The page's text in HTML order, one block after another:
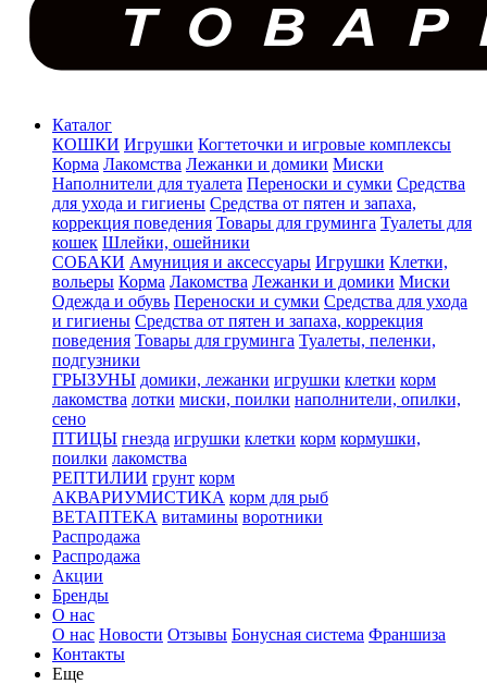
Каталог
КОШКИ Игрушки Когтеточки и игровые комплексы
Корма Лакомства Лежанки и домики Миски
Наполнители для туалета Переноски и сумки Средства
для ухода и гигиены Средства от пятен и запаха,
коррекция поведения Товары для груминга Туалеты для
кошек Шлейки, ошейники
СОБАКИ Амуниция и аксессуары Игрушки Клетки,
вольеры Корма Лакомства Лежанки и домики Миски
Одежда и обувь Переноски и сумки Средства для ухода
и гигиены Средства от пятен и запаха, коррекция
поведения Товары для груминга Туалеты, пеленки,
подгузники
ГРЫЗУНЫ домики, лежанки игрушки клетки корм
лакомства лотки миски, поилки наполнители, опилки,
сено
ПТИЦЫ гнезда игрушки клетки корм кормушки,
поилки лакомства
РЕПТИЛИИ грунт корм
АКВАРИУМИСТИКА корм для рыб
ВЕТАПТЕКА витамины воротники
Распродажа
Распродажа
Акции
Бренды
О нас
О нас Новости Отзывы Бонусная система Франшиза
Контакты
Еще